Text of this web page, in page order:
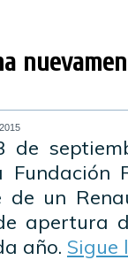
de
Fundación
de un
apertura
año. Sigue